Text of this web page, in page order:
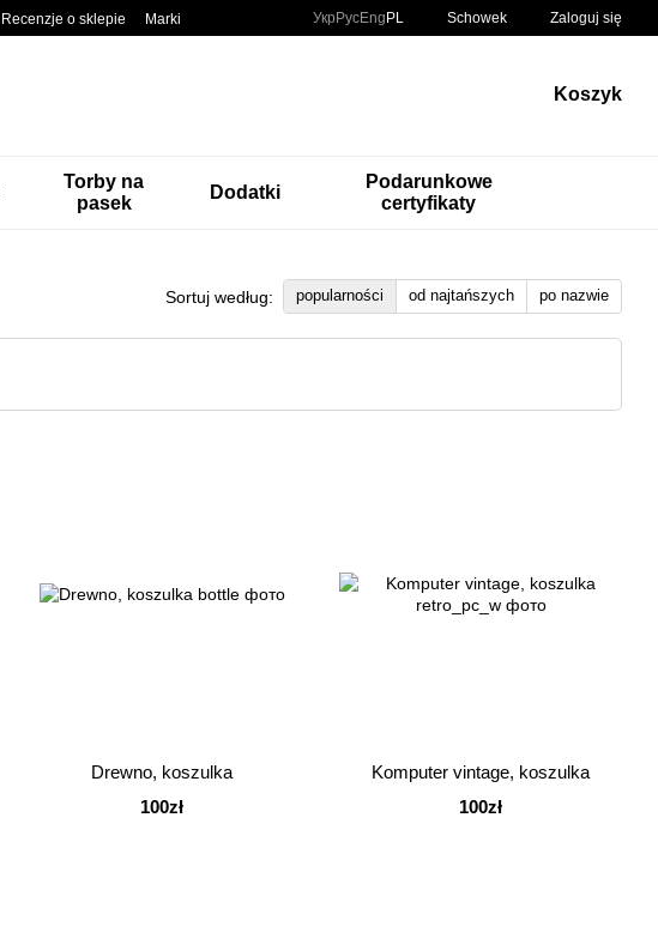
Recenzje o sklepie
Marki
Укр РусEng PL Schowek Zaloguj się
Koszyk
Torby na
pasek
Dodatki
Podarunkowe
certyfikaty
Sortuj według: popularności od najtańszych po nazwie
Drewno, koszulka
100zł
Komputer vintage, koszulka
100zł